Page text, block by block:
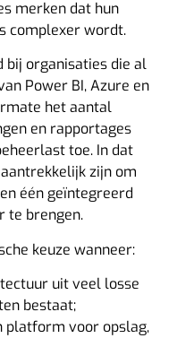
merken dat hun
complexer wordt.
bij organisaties die al
Power BI, Azure en
het aantal
en rapportages
toe. In dat
zijn om
één geïntegreerd
te brengen.
keuze wanneer:
uit veel losse
bestaat;
platform voor opslag,